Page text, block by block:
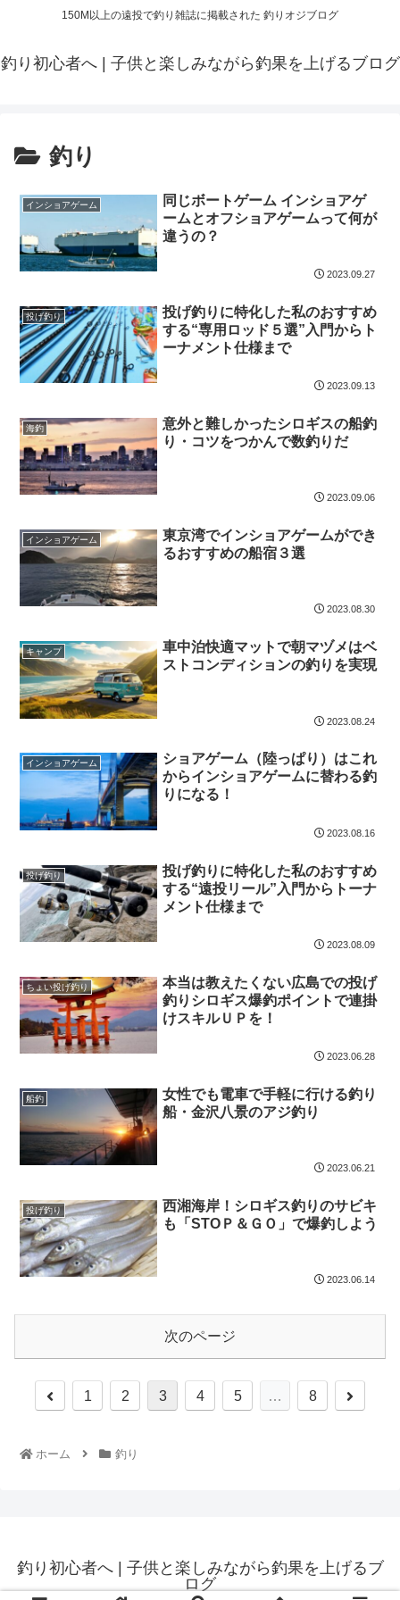
150M以上の遠投で釣り雑誌に掲載された 釣りオジブログ
釣り初心者へ | 子供と楽しみながら釣果を上げるブログ
釣り
インショアゲーム
同じボートゲーム インショアゲ
ームとオフショアゲームって何が
違うの？
2023.09.27
投げ釣り
投げ釣りに特化した私のおすすめ
する“専用ロッド５選”入門からト
ーナメント仕様まで
2023.09.13
海釣
意外と難しかったシロギスの船釣
り・コツをつかんで数釣りだ
2023.09.06
インショアゲーム
東京湾でインショアゲームができ
るおすすめの船宿３選
2023.08.30
キャンプ
車中泊快適マットで朝マヅメはベ
ストコンディションの釣りを実現
2023.08.24
インショアゲーム
ショアゲーム（陸っぱり）はこれ
からインショアゲームに替わる釣
りになる！
2023.08.16
投げ釣り
投げ釣りに特化した私のおすすめ
する“遠投リール”入門からトーナ
メント仕様まで
2023.08.09
ちょい投げ釣り
本当は教えたくない広島での投げ
釣りシロギス爆釣ポイントで連掛
けスキルＵＰを！
2023.06.28
船釣
女性でも電車で手軽に行ける釣り
船・金沢八景のアジ釣り
2023.06.21
投げ釣り
西湘海岸！シロギス釣りのサビキ
も「STOＰ＆ＧＯ」で爆釣しよう
2023.06.14
次のページ
1 2 3 4 5 … 8
ホーム 釣り
釣り初心者へ | 子供と楽しみながら釣果を上げるブ
ログ